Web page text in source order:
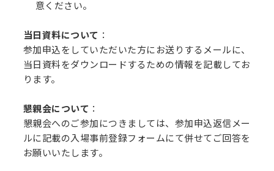
意ください。
当日資料について ：
参加申込をしていただいた方にお送りするメールに、
当日資料をダウンロードするための情報を記載してお
ります。
懇親会について ：
懇親会へのご参加につきましては、参加申込返信メー
ルに記載の入場事前登録フォームにて併せてご回答を
お願いいたします。